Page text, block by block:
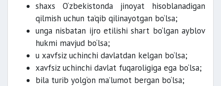
shaxs O‘zbekistonda jinoyat hisoblanadigan
qilmish uchun ta’qib qilinayotgan bo‘lsa;
unga nisbatan ijro etilishi shart bo‘lgan ayblov
hukmi mavjud bo‘lsa;
u xavfsiz uchinchi davlatdan kelgan bo‘lsa;
xavfsiz uchinchi davlat fuqaroligiga ega bo‘lsa;
bila turib yolg‘on ma’lumot bergan bo‘lsa;